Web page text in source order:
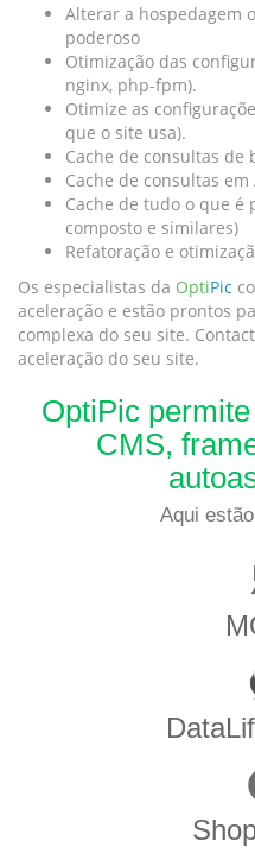
Alterar a hospedagem
poderoso
Otimização das
nginx, php-fpm).
Otimize as
que o site usa).
Cache de consultas de
Cache de consultas
Cache de tudo o que é
composto e similares)
Refatoração e
Os especialistas da OptiPic
aceleração e estão prontos
complexa do seu site.
aceleração do seu site.
OptiPic
CMS,
Aqui